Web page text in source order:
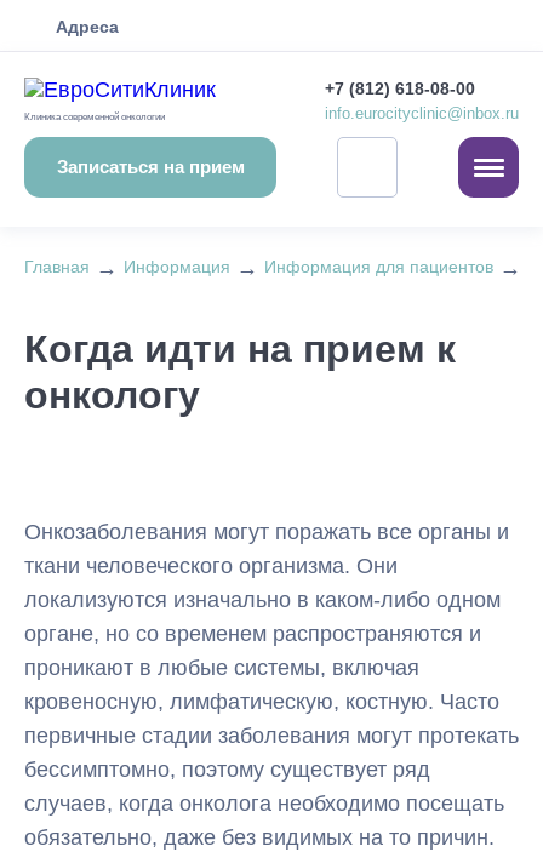
Адреса
Клиника современной онкологии
+7 (812) 618-08-00
info.eurocityclinic@inbox.ru
Записаться на прием
Главная → Информация → Информация для пациентов →
Когда идти на прием к
онкологу
Онкозаболевания могут поражать все органы и
ткани человеческого организма. Они
локализуются изначально в каком-либо одном
органе, но со временем распространяются и
проникают в любые системы, включая
кровеносную, лимфатическую, костную. Часто
первичные стадии заболевания могут протекать
бессимптомно, поэтому существует ряд
случаев, когда онколога необходимо посещать
обязательно, даже без видимых на то причин.